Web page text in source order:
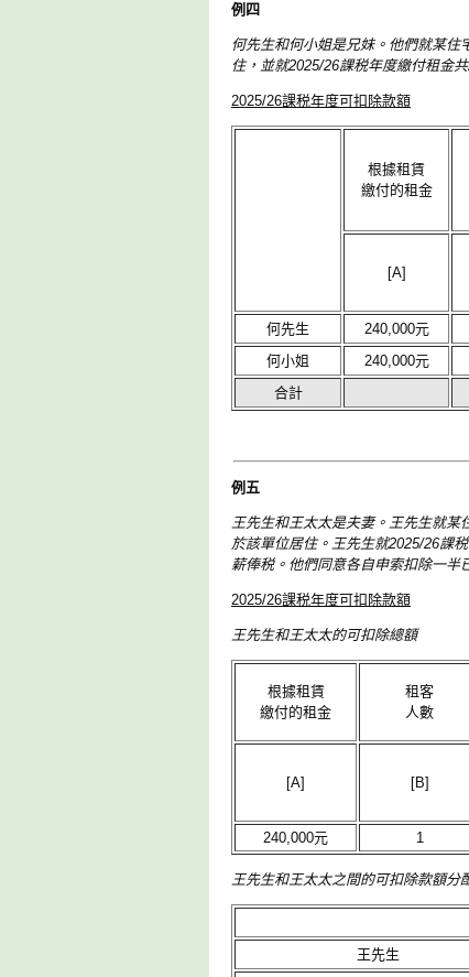
例四
何先生和何小姐是兄妹。他們就某住
住，並就2025/26課税年度繳付租金
2025/26課税年度可扣除款額
根據租賃
繳付的租金
[A]
何先生 240,000元
何小姐
240,000元
合計
例五
王先生和王太太是夫妻。王先生就某
於該單位居住。王先生就2025/26課
薪俸税。他們同意各自申索扣除一半
2025/26課税年度可扣除款額
王先生和王太太的可扣除總額
根據租賃
繳付的租金
租客
人數
[A] [B]
240,000元 1
王先生和王太太之間的可扣除款額分
王先生